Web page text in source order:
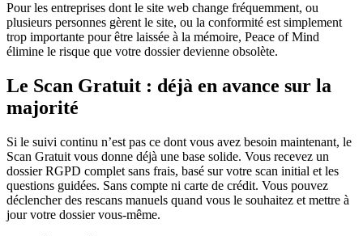
Pour les entreprises dont le site web change fréquemment, ou
plusieurs personnes gèrent le site, ou la conformité est simplement
trop importante pour être laissée à la mémoire, Peace of Mind
élimine le risque que votre dossier devienne obsolète.
Le Scan Gratuit : déjà en avance sur la
majorité
Si le suivi continu n’est pas ce dont vous avez besoin maintenant, le
Scan Gratuit vous donne déjà une base solide. Vous recevez un
dossier RGPD complet sans frais, basé sur votre scan initial et les
questions guidées. Sans compte ni carte de crédit. Vous pouvez
déclencher des rescans manuels quand vous le souhaitez et mettre à
jour votre dossier vous-même.